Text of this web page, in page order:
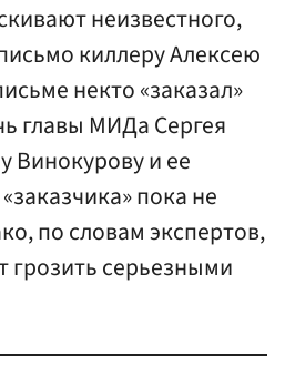
неизвестного,
киллеру Алексею
некто «заказал»
главы МИДа Сергея
Винокурову и ее
пока не
по словам экспертов,
грозить серьезными